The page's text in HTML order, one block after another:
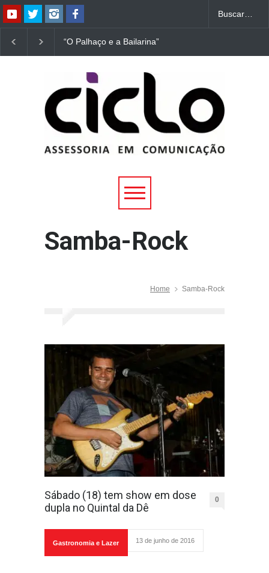
“O Palhaço e a Bailarina”
estreia hoje (1º) em
Uberlândia
Uberlândia
Samba-Rock
Home Samba-Rock
Sábado (18) tem show em dose
dupla no Quintal da Dê
0
Gastronomia e Lazer 13 de junho de 2016